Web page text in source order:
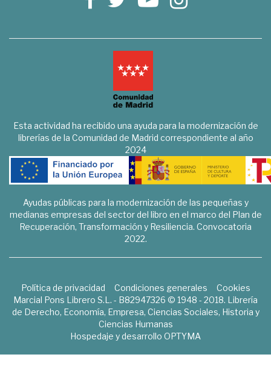
Esta actividad ha recibido una ayuda para la modernización de
librerías de la Comunidad de Madrid correspondiente al año
2024
Ayudas públicas para la modernización de las pequeñas y
medianas empresas del sector del libro en el marco del Plan de
Recuperación, Transformación y Resiliencia. Convocatoria
2022.
Política de privacidad Condiciones generales
Cookies
Marcial Pons Librero S.L. - B82947326 © 1948 - 2018. Librería
de Derecho, Economía, Empresa, Ciencias Sociales, Historia y
Ciencias Humanas
Hospedaje y desarrollo OPTYMA